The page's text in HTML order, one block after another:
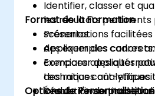
Identifier, classer et
les résultats pertinents
scénarios.
Appliquer des cadres
comparer des
des ratios coût-
Évaluer l'incertitude,
Format de la Formation
Présentations
des exemples concrets.
Exercices appliqués
techniques analytiques.
Résolution de
Options de